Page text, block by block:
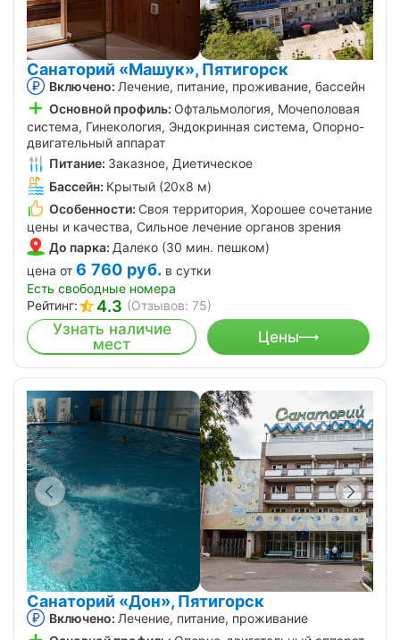
Санаторий «Машук», Пятигорск
Включено: Лечение, питание, проживание, бассейн
Основной профиль: Офтальмология, Мочеполовая
система, Гинекология, Эндокринная система, Опорно-
двигательный аппарат
Питание: Заказное, Диетическое
Бассейн: Крытый (20х8 м)
Особенности: Своя территория, Хорошее сочетание
цены и качества, Сильное лечение органов зрения
До парка: Далеко (30 мин. пешком)
цена от 6 760 руб. в сутки
Есть свободные номера
Рейтинг:
4.3 (Отзывов: 75)
Узнать наличие
мест
Цены
Санаторий «Дон», Пятигорск
Включено: Лечение, питание, проживание